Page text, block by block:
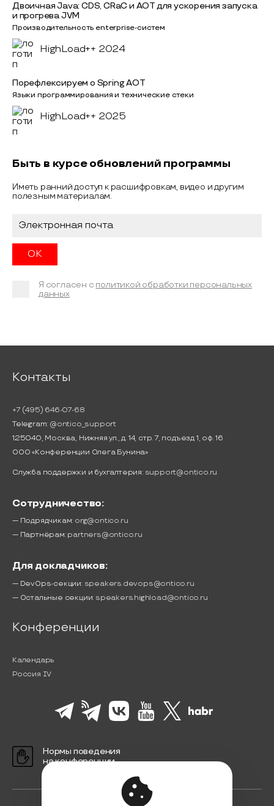
Двоичная Java: CDS, CRaC и AOT для ускорения запуска
и прогрева JVM
Производительность enterprise-систем
HighLoad++ 2024
Порефлексируем о Spring AOT
Языки программирования и технические стеки
HighLoad++ 2025
Быть в курсе обновлений программы
Иметь ранний доступ к расшифровкам, видео и другим
полезным материалам.
Я согласен с политикой обработки персональных
данных
Контакты
+7 (495) 646-07-68
Telegram: @ontico_support
125040, Москва, Нижняя ул., д. 14, стр. 7, подъезд 1, оф. 16
ООО «Конференции Олега Бунина»
Служба поддержки и бухгалтерия: support@ontico.ru
Сотрудничество:
— Подрядчикам: org@ontico.ru
— Партнёрам: partners@ontico.ru
Для докладчиков:
— DevOps-секции: speakers.devops@ontico.ru
— Остальные секции: speakers.highload@ontico.ru
Конференции
Календарь
Россия IV
Нормы поведения
на конференции